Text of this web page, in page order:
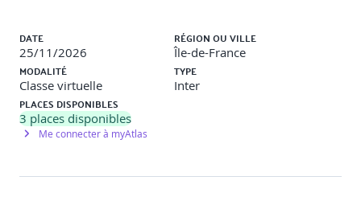
DATE
25/11/2026
RÉGION OU VILLE
Île-de-France
MODALITÉ
Classe virtuelle
TYPE
Inter
PLACES DISPONIBLES
3 places disponibles
Me connecter à myAtlas